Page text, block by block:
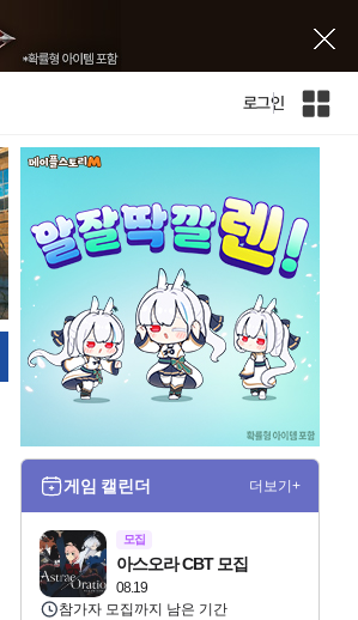
로그인
인
트
게임 캘린더 더보기+
모집
08.19
아스오라 CBT 모집
참가자 모집까지 남은 기간